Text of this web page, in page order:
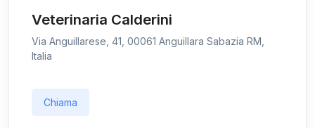
Veterinaria Calderini
Via Anguillarese, 41, 00061 Anguillara Sabazia RM,
Italia
Chiama